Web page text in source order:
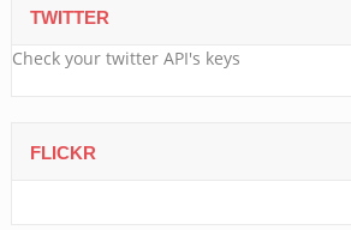
TWITTER
Check your twitter API's keys
FLICKR